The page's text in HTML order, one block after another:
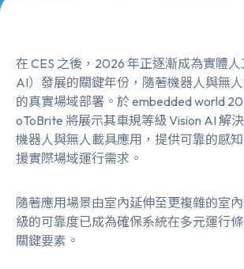
在 CES 之後，2026 年正逐漸成為實體
AI）發展的關鍵年份，隨著機器人與無
的真實場域部署。於 embedded world
oToBrite 將展示其車規等級 Vision AI 解
機器人與無人載具應用，提供可靠的感
援實際場域運行需求。
隨著應用場景由室內延伸至更複雜的室
級的可靠度已成為確保系統在多元運行
關鍵要素。